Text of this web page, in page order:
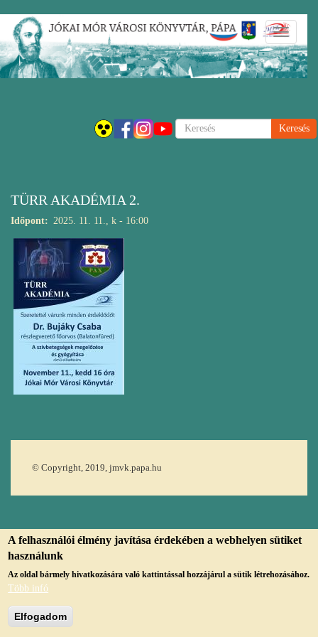
Ugrás
tartalomra
Keresés
TÜRR AKADÉMIA 2.
Időpont 2025. 11. 11., k - 16:00
© Copyright, 2019, jmvk.papa.hu
A felhasználói élmény javítása érdekében a webhelyen sütiket
használunk
Az oldal bármely hivatkozására való kattintással hozzájárul a sütik létrehozásához.
Több infó
Elfogadom